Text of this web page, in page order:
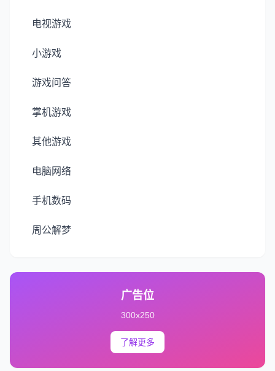
电视游戏
小游戏
游戏问答
掌机游戏
其他游戏
电脑网络
手机数码
周公解梦
广告位
300x250
了解更多